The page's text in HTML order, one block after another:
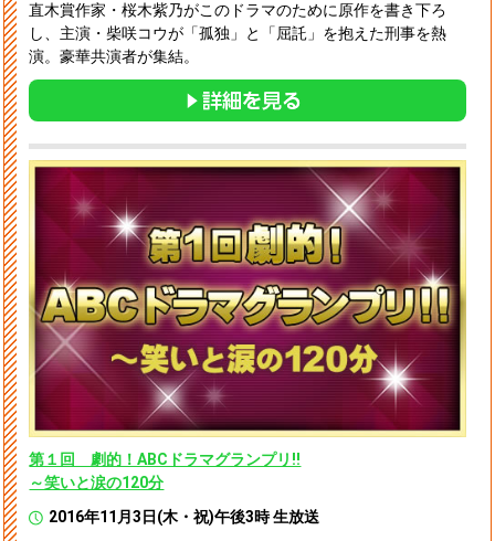
直木賞作家・桜木紫乃がこのドラマのために原作を書き下ろ
し、主演・柴咲コウが「孤独」と「屈託」を抱えた刑事を熱
演。豪華共演者が集結。
第１回 劇的！ABCドラマグランプリ!!
～笑いと涙の120分
2016年11月3日(木・祝)午後3時 生放送